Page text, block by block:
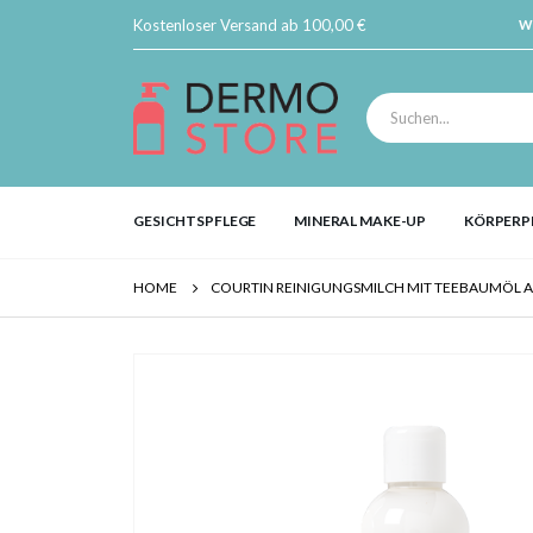
Kostenloser Versand ab 100,00 €
GESICHTSPFLEGE MINERAL MAKE-UP
HOME COURTIN REINIGUNGSMILCH MIT TEEBAUMÖL